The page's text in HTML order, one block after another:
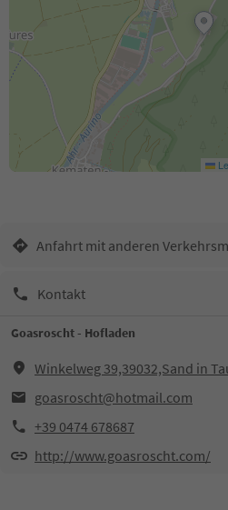
Anfahrt mit anderen
Kontakt
Goasroscht - Hofladen
Winkelweg 39,39032,Sand in
goasroscht@hotmail.com
+39 0474 678687
http://www.goasroscht.com/